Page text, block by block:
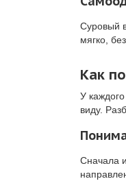
Суровый
мягко,
Как
У
виду.
Сначала